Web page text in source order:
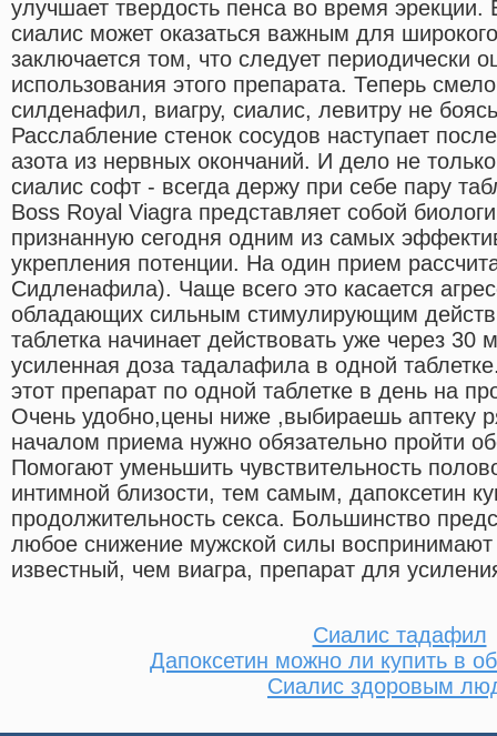
улучшает твердость пенса во время
сиалис может оказаться важным для
заключается том, что следует периодически
использования этого препарата. Теперь
силденафил, виагру, сиалис, левитру не
Расслабление стенок сосудов наступает
азота из нервных окончаний. И дело не
сиалис софт - всегда держу при себе пару
Boss Royal Viagra представляет собой
признанную сегодня одним из самых
укрепления потенции. На один прием
Сидленафила). Чаще всего это касается
обладающих сильным стимулирующим
таблетка начинает действовать уже через 30
усиленная доза тадалафила в одной
этот препарат по одной таблетке в день на
Очень удобно,цены ниже ,выбираешь аптеку
началом приема нужно обязательно пройти
Помогают уменьшить чувствительность
интимной близости, тем самым, дапоксетин
продолжительность секса. Большинство
любое снижение мужской силы воспринимают
известный, чем виагра, препарат для
Сиалис тадафил
Дапоксетин можно ли купить в
Сиалис здоровым